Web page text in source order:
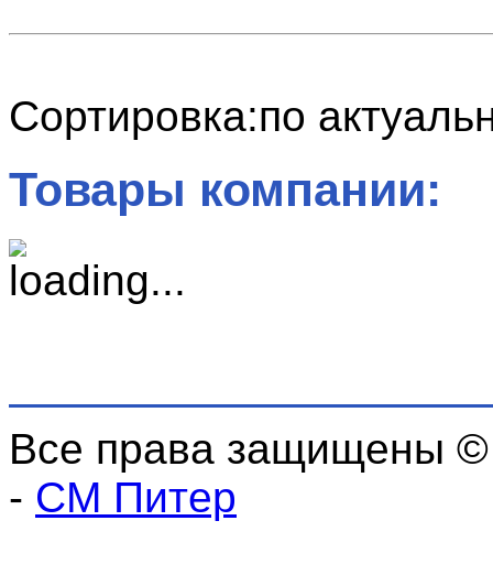
Сортировка:по
Товары компании:
Все права защищены
- СМ Питер